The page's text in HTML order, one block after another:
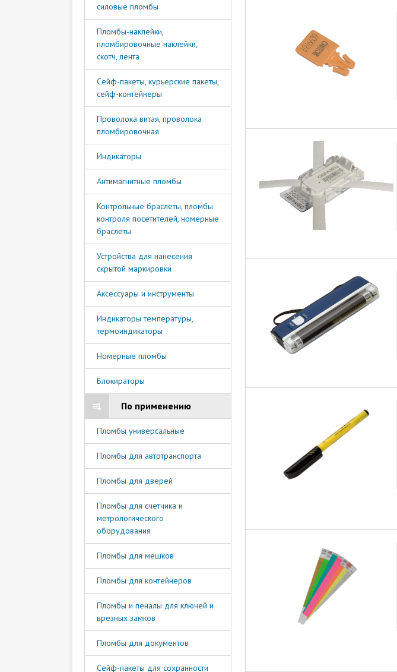
силовые пломбы
Пломбы-наклейки,
пломбировочные наклейки,
скотч, лента
Сейф-пакеты, курьерские пакеты,
сейф-контейнеры
Проволока витая, проволока
пломбировочная
Индикаторы
Антимагнитные пломбы
Контрольные браслеты, пломбы
контроля посетителей, номерные
браслеты
Устройства для нанесения
скрытой маркировки
Аксессуары и инструменты
Индикаторы температуры,
термоиндикаторы
Номерные пломбы
Блокираторы
По применению
Пломбы универсальные
Пломбы для автотранспорта
Пломбы для дверей
Пломбы для счетчика и
метрологического
оборудования
Пломбы для мешков
Пломбы для контейнеров
Пломбы и пеналы для ключей и
врезных замков
Пломбы для документов
Сейф-пакеты для сохранности